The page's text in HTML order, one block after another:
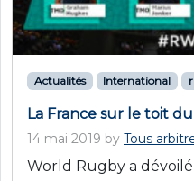
Actualités International
La France sur le toit
14 mai 2019 by Tous
World Rugby a